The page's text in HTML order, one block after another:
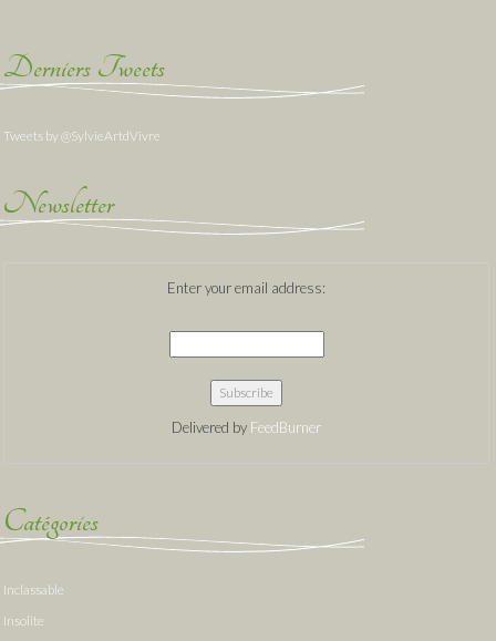
Derniers Tweets
Tweets by @SylvieArtdVivre
Newsletter
Enter your email address:
Delivered by FeedBurner
Catégories
Inclassable
Insolite